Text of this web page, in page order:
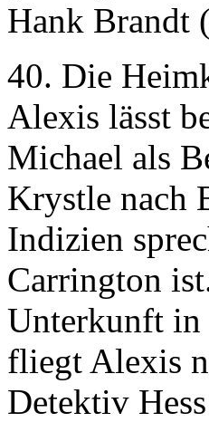
Hank Brandt
40. Die
Alexis lässt
Michael als
Krystle nach
Indizien
Carrington
Unterkunft in
fliegt Alexis
Detektiv